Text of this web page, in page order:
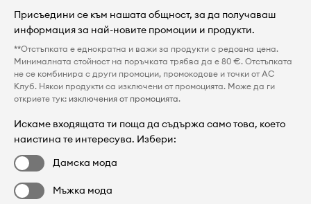
Присъедини се към нашата общност, за да получаваш
информация за най-новите промоции и продукти.
**Отстъпката е еднократна и важи за продукти с редовна цена.
Минималната стойност на поръчката трябва да е 80 €. Отстъпката
не се комбинира с други промоции, промокодове и точки от AC
Клуб. Някои продукти са изключени от промоцията. Може да ги
откриете тук: изключения от промоцията.
Искаме входящата ти поща да съдържа само това, което
наистина те интересува. Избери:
Дамска мода
Мъжка мода